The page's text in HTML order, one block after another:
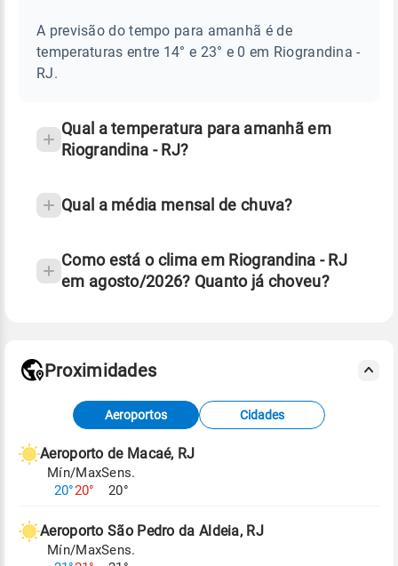
RIOGRANDINA
sobre
chuva
A previsão do tempo para amanhã é de
temperaturas entre 14° e 23° e 0 em Riograndina -
RJ.
Qual a temperatura para amanhã em
Riograndina - RJ?
Qual a média mensal de chuva?
Como está o clima em Riograndina - RJ
em agosto/2026? Quanto já choveu?
Fonte: dados combinados de estações
meteorológicas e satélite do Centro de Previsão
de Tempo e Estudos Climáticos (CPTEC).
Para obter mais informações sobre os dados
Proximidades
Aeroportos Cidades
Aeroporto de Macaé, RJ
Mín/Max
20°20°
Sens.
20°
Aeroporto São Pedro da Aldeia, RJ
Mín/MaxSens.